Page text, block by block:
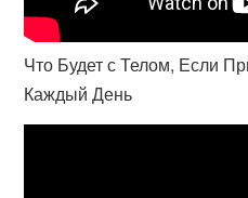
Что Будет с Телом, Если
Каждый День